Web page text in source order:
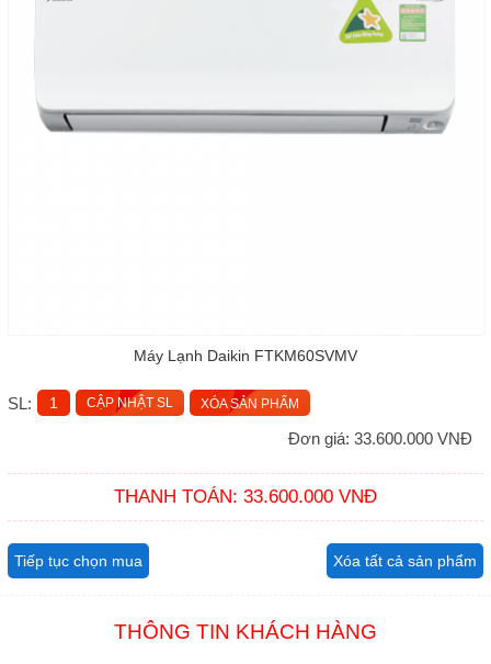
Máy Lạnh Daikin FTKM60SVMV
SL: XÓA SẢN PHẨM
Đơn giá: 33.600.000 VNĐ
THANH TOÁN: 33.600.000 VNĐ
Tiếp tục chọn mua Xóa tất cả sản phẩm
THÔNG TIN KHÁCH HÀNG